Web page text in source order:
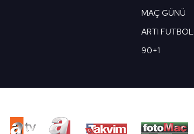
MAÇ GÜNÜ
ARTI FUTBOL
90+1